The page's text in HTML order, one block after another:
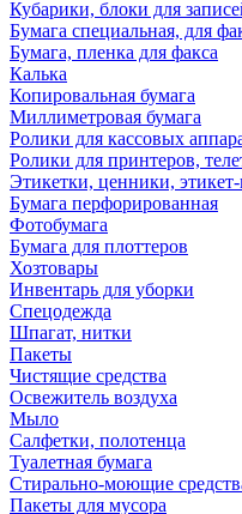
Кубарики, блоки для
Бумага специальная, для
Бумага, пленка для факса
Калька
Копировальная бумага
Миллиметровая бумага
Ролики для кассовых
Ролики для принтеров,
Этикетки, ценники,
Бумага перфорированная
Фотобумага
Бумага для плоттеров
Хозтовары
Инвентарь для уборки
Спецодежда
Шпагат, нитки
Пакеты
Чистящие средства
Освежитель воздуха
Мыло
Салфетки, полотенца
Туалетная бумага
Стирально-моющие
Пакеты для мусора